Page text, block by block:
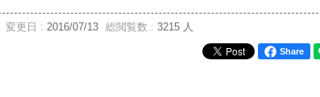
変更日 : 2016/07/13 総閲覧数 : 3215 人
Share